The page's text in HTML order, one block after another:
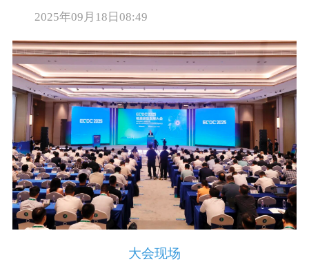
2025年09月18日08:49
大会现场